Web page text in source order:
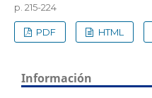
p. 215-224
PDF HTML
Información